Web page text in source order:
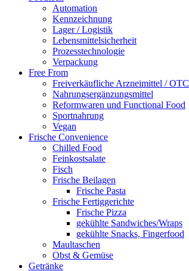
Automation
Kennzeichnung
Lager / Logistik
Lebensmittelsicherheit
Prozesstechnologie
Verpackung
Free From
Freiverkäufliche Arzneimittel / OTC
Nahrungsergänzungsmittel
Reformwaren und Functional Food
Sportnahrung
Vegan
Frische Convenience
Chilled Food
Feinkostsalate
Fisch
Frische Beilagen
Frische Pasta
Frische Fertiggerichte
Frische Pizza
gekühlte Sandwiches/Wraps
gekühlte Snacks, Fingerfood
Maultaschen
Obst & Gemüse
Getränke